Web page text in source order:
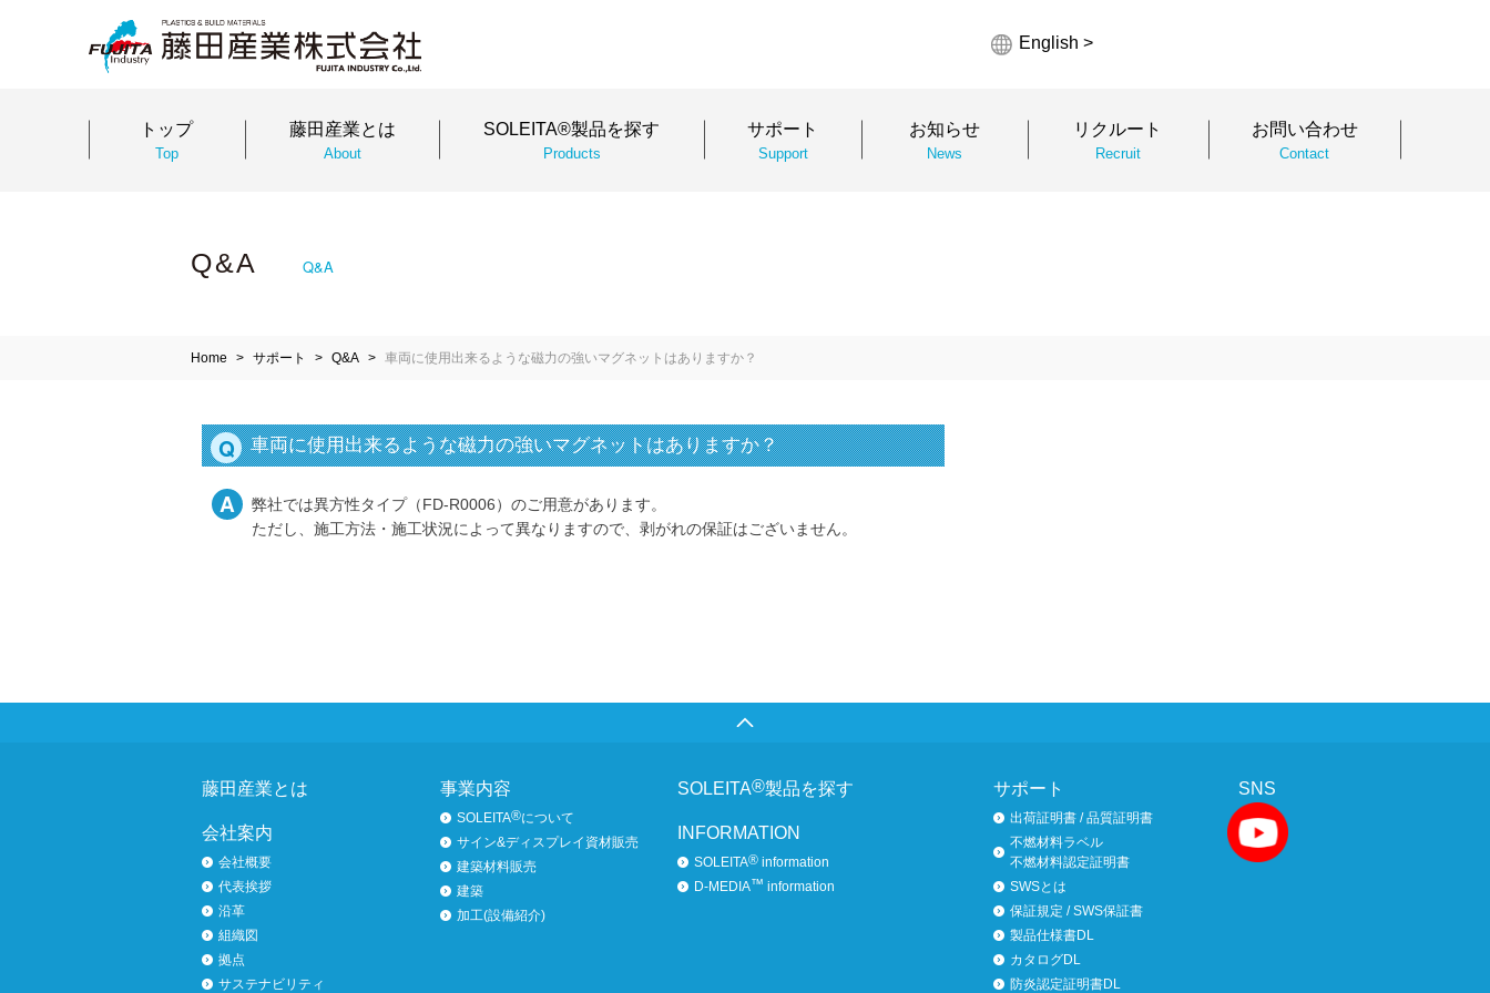
English >
トップ
Top
藤田産業とは
About
SOLEITA®製品を探す
Products
サポート
Support
お知らせ
News
リクルート
Recruit
お問い合わせ
Contact
Q&A Q&A
Home サポート Q&A 車両に使用出来るような磁力の強いマグネットはありますか？
Q 車両に使用出来るような磁力の強いマグネットはありますか？
A
弊社では異方性タイプ（FD-R0006）のご用意があります。
ただし、施工方法・施工状況によって異なりますので、剥がれの保証はございません。
藤田産業とは
会社案内
会社概要
代表挨拶
沿革
組織図
拠点
サステナビリティ
事業内容
SOLEITA®について
サイン&ディスプレイ資材販売
建築材料販売
建築
加工(設備紹介)
SOLEITA®製品を探す
INFORMATION
SOLEITA® information
D-MEDIA™ information
サポート
出荷証明書 / 品質証明書
不燃材料ラベル
不燃材料認定証明書
SWSとは
保証規定 / SWS保証書
製品仕様書DL
カタログDL
防炎認定証明書DL
SNS